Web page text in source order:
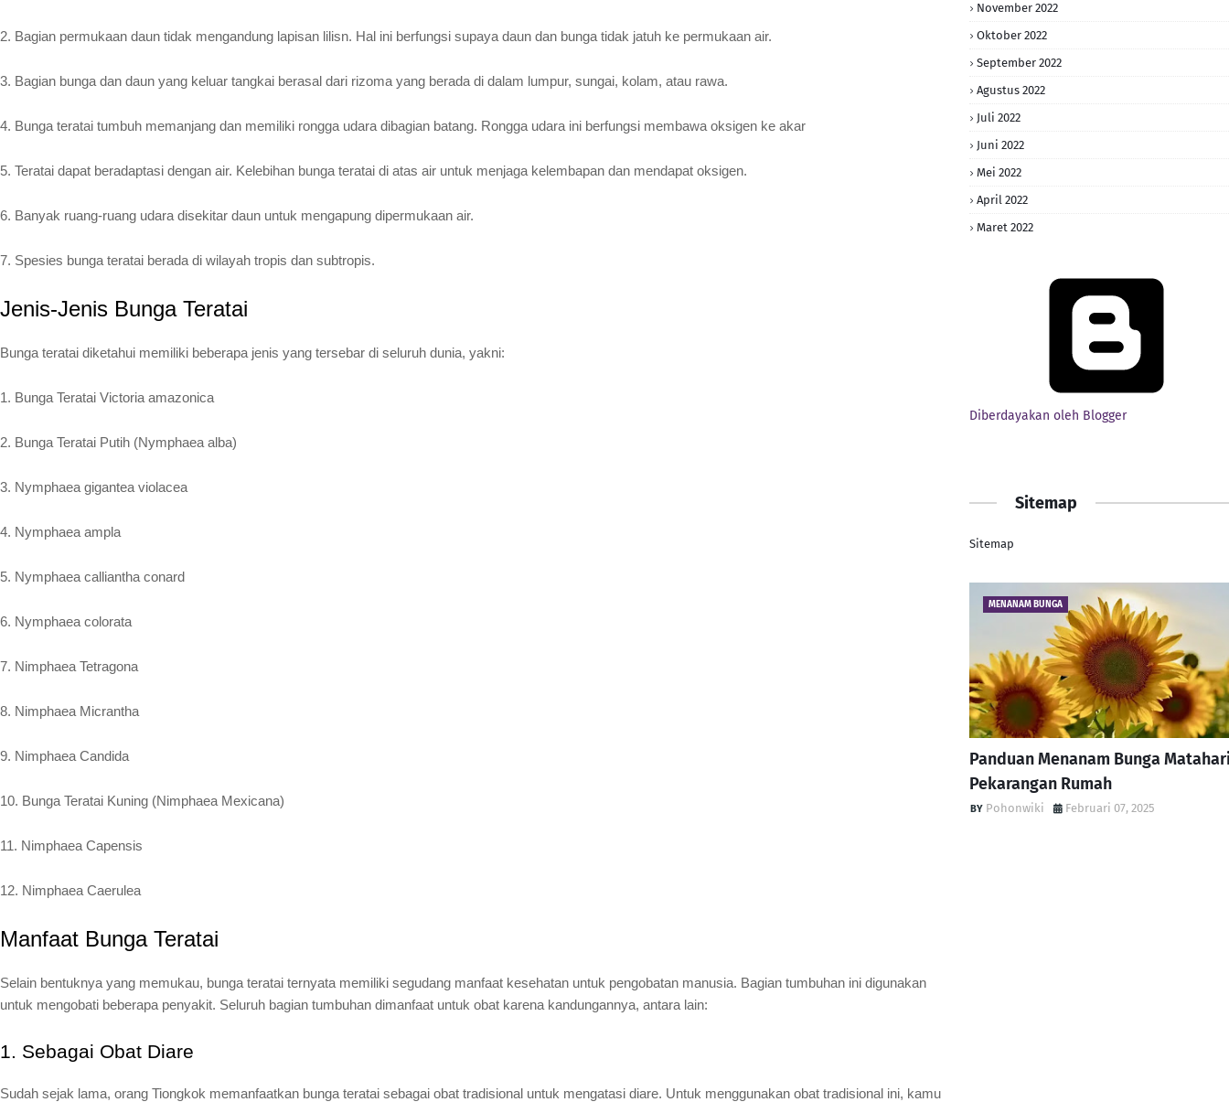
2. Bagian permukaan daun tidak mengandung lapisan lilisn. Hal ini berfungsi supaya daun dan bunga tidak jatuh ke permukaan air.
3. Bagian bunga dan daun yang keluar tangkai berasal dari rizoma yang berada di dalam lumpur, sungai, kolam, atau rawa.
4. Bunga teratai tumbuh memanjang dan memiliki rongga udara dibagian batang. Rongga udara ini berfungsi membawa oksigen ke akar
5. Teratai dapat beradaptasi dengan air. Kelebihan bunga teratai di atas air untuk menjaga kelembapan dan mendapat oksigen.
6. Banyak ruang-ruang udara disekitar daun untuk mengapung dipermukaan air.
7. Spesies bunga teratai berada di wilayah tropis dan subtropis.
Jenis-Jenis Bunga Teratai
Bunga teratai diketahui memiliki beberapa jenis yang tersebar di seluruh dunia, yakni:
1. Bunga Teratai Victoria amazonica
2. Bunga Teratai Putih (Nymphaea alba)
3. Nymphaea gigantea violacea
4. Nymphaea ampla
5. Nymphaea calliantha conard
6. Nymphaea colorata
7. Nimphaea Tetragona
8. Nimphaea Micrantha
9. Nimphaea Candida
10. Bunga Teratai Kuning (Nimphaea Mexicana)
11. Nimphaea Capensis
12. Nimphaea Caerulea
Manfaat Bunga Teratai
Selain bentuknya yang memukau, bunga teratai ternyata memiliki segudang manfaat kesehatan untuk pengobatan manusia. Bagian tumbuhan ini digunakan
untuk mengobati beberapa penyakit. Seluruh bagian tumbuhan dimanfaat untuk obat karena kandungannya, antara lain:
1. Sebagai Obat Diare
Sudah sejak lama, orang Tiongkok memanfaatkan bunga teratai sebagai obat tradisional untuk mengatasi diare. Untuk menggunakan obat tradisional ini, kamu
November 2022
Oktober 2022
September 2022
Agustus 2022
Juli 2022
Juni 2022
Mei 2022
April 2022
Maret 2022
Diberdayakan oleh Blogger
Sitemap
Sitemap
MENANAM BUNGA
Panduan Menanam Bunga
Pekarangan Rumah
Pohonwiki Februari 07, 2025